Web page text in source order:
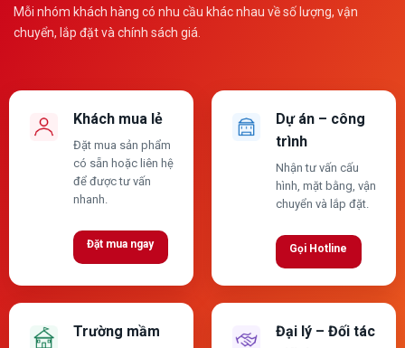
Mỗi nhóm khách hàng có nhu cầu khác nhau về số lượng, vận
chuyển, lắp đặt và chính sách giá.
Khách mua lẻ
Đặt mua sản phẩm
có sẵn hoặc liên hệ
để được tư vấn
nhanh.
Đặt mua ngay
Dự án – công
trình
Nhận tư vấn cấu
hình, mặt bằng, vận
chuyển và lắp đặt.
Gọi Hotline
Trường mầm
Đại lý – Đối tác